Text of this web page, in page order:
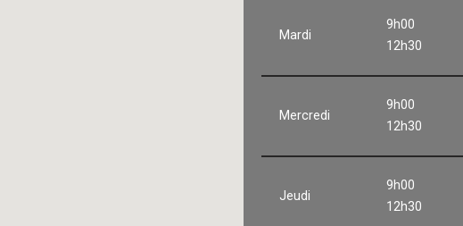
Mardi
9h00
12h30
Mercredi
9h00
12h30
Jeudi
9h00
12h30